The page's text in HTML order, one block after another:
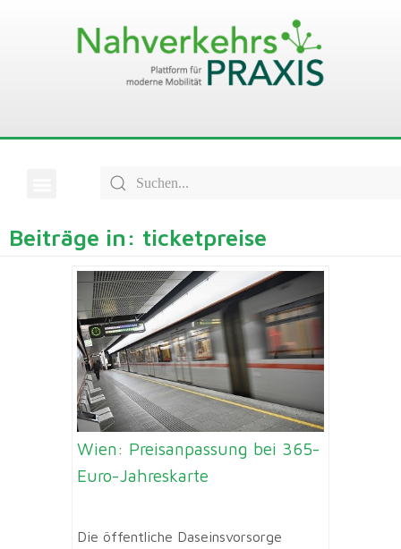
Beiträge in: ticketpreise
Wien: Preisanpassung bei 365-
Euro-Jahreskarte
Die öffentliche Daseinsvorsorge